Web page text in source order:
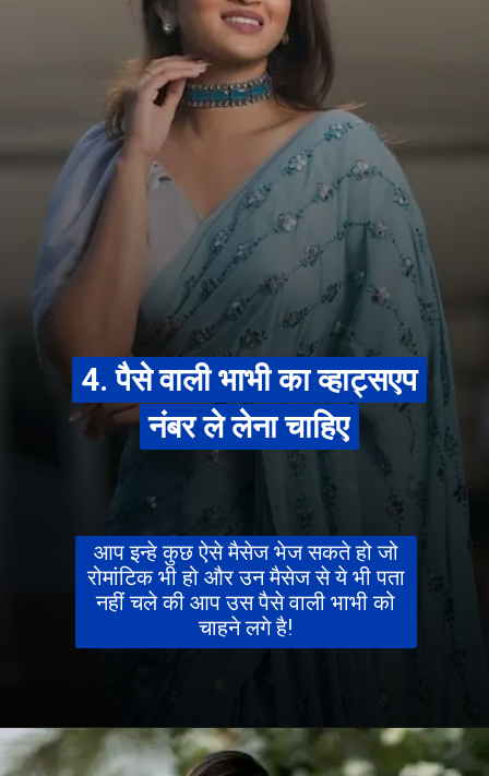
4. पैसे वाली भाभी का व्हाट्सएप
नंबर ले लेना चाहिए
4. पैसे वाली भाभी का व्हाट्सएप
नंबर ले लेना चाहिए
आप इन्हे कुछ ऐसे मैसेज भेज सकते हो जो
रोमांटिक भी हो और उन मैसेज से ये भी पता
नहीं चले की आप उस पैसे वाली भाभी को
चाहने लगे है!